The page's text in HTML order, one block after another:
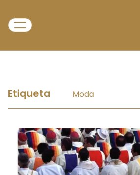
Etiqueta Moda